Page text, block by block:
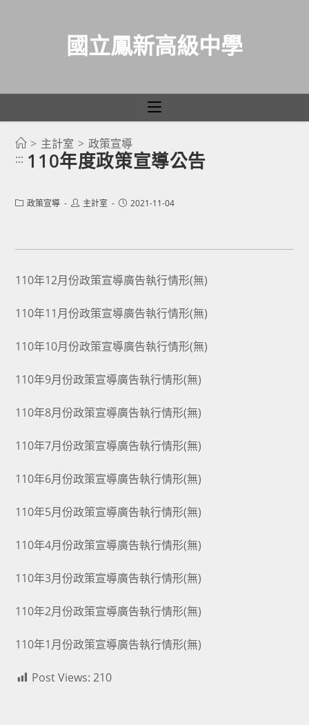
國立鳳新高級中學
> 主計室 > 政策宣導
::: 110年度政策宣導公告
Post政策宣導
Post主計室
Post2021-11-04
110年12月份政策宣導廣告執行情形(無)
110年11月份政策宣導廣告執行情形(無)
110年10月份政策宣導廣告執行情形(無)
110年9月份政策宣導廣告執行情形(無)
110年8月份政策宣導廣告執行情形(無)
110年7月份政策宣導廣告執行情形(無)
110年6月份政策宣導廣告執行情形(無)
110年5月份政策宣導廣告執行情形(無)
110年4月份政策宣導廣告執行情形(無)
110年3月份政策宣導廣告執行情形(無)
110年2月份政策宣導廣告執行情形(無)
110年1月份政策宣導廣告執行情形(無)
Post Views: 210